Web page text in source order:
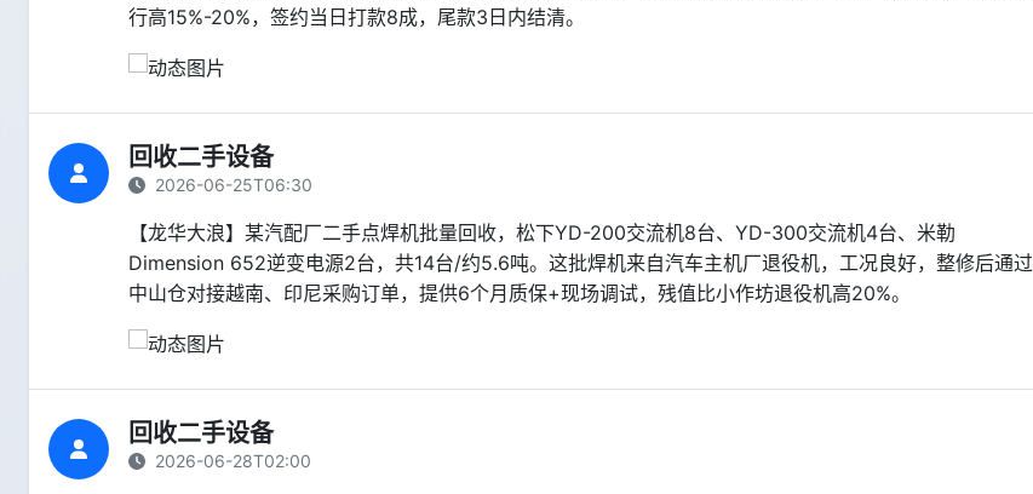
行高15%-20%，签约当日打款8成，尾款3日内结清。
回收二手设备
2026-06-25T06:30
【龙华大浪】某汽配厂二手点焊机批量回收，松下YD-200交流机8台、YD-300交流机4台、米勒
Dimension 652逆变电源2台，共14台/约5.6吨。这批焊机来自汽车主机厂退役机，工况良好，整修后通过
中山仓对接越南、印尼采购订单，提供6个月质保+现场调试，残值比小作坊退役机高20%。
回收二手设备
2026-06-28T02:00